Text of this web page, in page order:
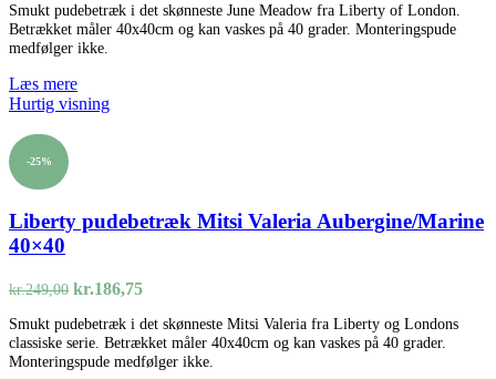
pris
var:
kr.249,00.
pris
er:
Smukt pudebetræk i det skønneste June Meadow fra Liberty of London.
Betrækket måler 40x40cm og kan vaskes på 40 grader. Monteringspude
medfølger ikke.
Læs mere
Hurtig visning
-25%
Liberty pudebetræk Mitsi Valeria Aubergine/Marine
40×40
kr.249,00 Den
pris
var:
kr.249,00.
kr.186,75Den
pris
er:
kr.186,75.
Smukt pudebetræk i det skønneste Mitsi Valeria fra Liberty og Londons
classiske serie. Betrækket måler 40x40cm og kan vaskes på 40 grader.
Monteringspude medfølger ikke.